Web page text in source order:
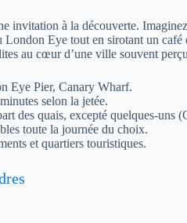
invitation à la découverte.
London Eye tout en sirotant un
au cœur d’une ville souvent
Eye Pier, Canary Wharf.
selon la jetée.
des quais, excepté quelques-uns
toute la journée du choix.
et quartiers touristiques.